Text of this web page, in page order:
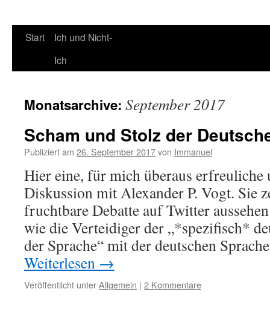
Springe
Start
Ich und Nicht-
Ich
Monatsarchive: September 2017
Scham und Stolz der
Publiziert am 26. September 2017von Immanuel
Hier eine, für mich überaus erfreuliche
Diskussion mit Alexander P. Vogt. Sie
fruchtbare Debatte auf Twitter
wie die Verteidiger der „*spezifisch*
der Sprache“ mit der deutschen
Weiterlesen →
Veröffentlicht unterAllgemein | 2 Kommentare